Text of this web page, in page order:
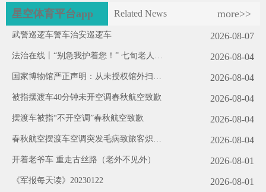
星空体育平台app Related News more>>
武警巡逻车警车治安巡逻车 2026-08-07
法治在线丨“别急我护着您！” 七旬老人晕
2026-08-04
国家博物馆严正声明：从未授权馆外扫码
2026-08-04
被指摆渡车40分钟未开空调春秋航空致歉 2026-08-04
摆渡车被指“不开空调”春秋航空致歉 2026-08-04
春秋航空摆渡车空调突发毛病致旅客炽热
2026-08-04
开着老爷车 重走古丝路（老外不见外） 2026-08-01
《军报每天读》20230122 2026-08-01